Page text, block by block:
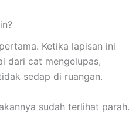
Ketika lapisan ini
dari cat mengelupas,
sedap di ruangan.
sudah terlihat parah.